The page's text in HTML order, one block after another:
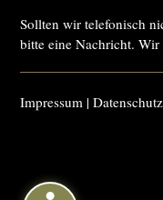
Sollten wir telefonisch
bitte eine Nachricht.
Impressum |Datenschutz